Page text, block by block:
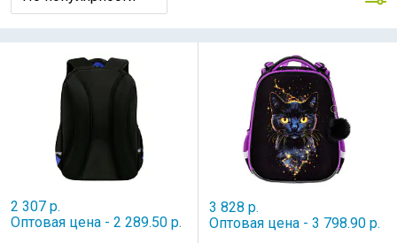
2 307 р.
Оптовая цена - 2 289.50 р.
3 828 р.
Оптовая цена - 3 798.90 р.